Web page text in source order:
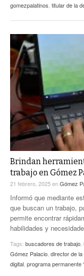
gomezpalatinos titular de la
Brindan
trabajo en Gómez
21 febrero, 2025enGómez
Informó que mediante
que buscan un trabajo,
permite encontrar
habilidades y
Tags: buscadores de trabajo,
Gómez Palacio, director de
digital, programa permanente